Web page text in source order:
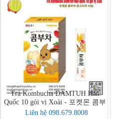
Trà Kombucha DAMTUH Hàn
Quốc 10 gói vị Xoài - 포켓몬 콤부
차 망고리치 10입
Liên hệ 098.679.8008